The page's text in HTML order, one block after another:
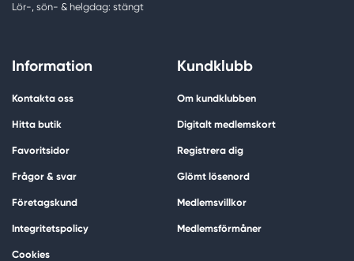
Lör-, sön- & helgdag: stängt
Information
Kontakta oss
Hitta butik
Favoritsidor
Frågor & svar
Företagskund
Integritetspolicy
Cookies
Kundklubb
Om kundklubben
Digitalt medlemskort
Registrera dig
Glömt lösenord
Medlemsvillkor
Medlemsförmåner